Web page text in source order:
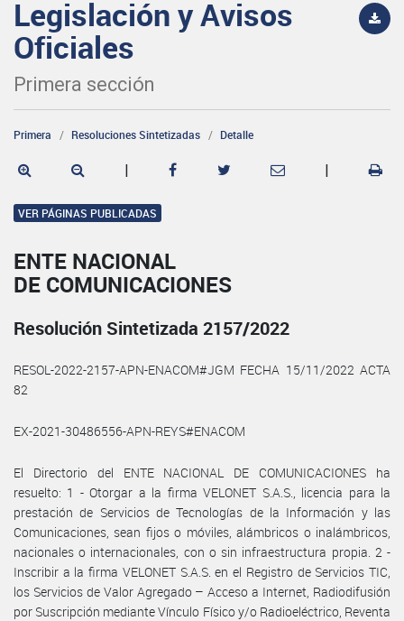
Legislación y Avisos
Oficiales
Primera sección
Primera Resoluciones Sintetizadas Detalle
| |
VER PÁGINAS PUBLICADAS
ENTE NACIONAL
DE COMUNICACIONES
Resolución Sintetizada 2157/2022
RESOL-2022-2157-APN-ENACOM#JGM FECHA 15/11/2022 ACTA
82
EX-2021-30486556-APN-REYS#ENACOM
El Directorio del ENTE NACIONAL DE COMUNICACIONES ha
resuelto: 1 - Otorgar a la firma VELONET S.A.S., licencia para la
prestación de Servicios de Tecnologías de la Información y las
Comunicaciones, sean fijos o móviles, alámbricos o inalámbricos,
nacionales o internacionales, con o sin infraestructura propia. 2 -
Inscribir a la firma VELONET S.A.S. en el Registro de Servicios TIC,
los Servicios de Valor Agregado – Acceso a Internet, Radiodifusión
por Suscripción mediante Vínculo Físico y/o Radioeléctrico, Reventa